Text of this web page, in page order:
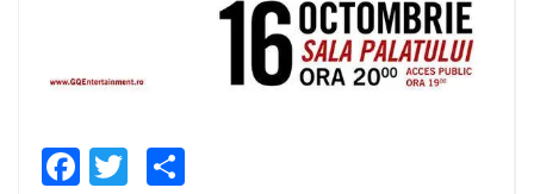
Facebook
Twitter